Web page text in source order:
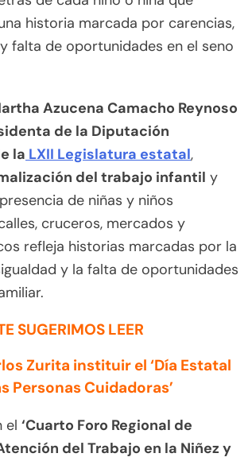
historia marcada por carencias,
falta de oportunidades en el seno
Azucena Camacho Reynoso
de la Diputación
la LXII Legislatura estatal,
del trabajo infantil y
de niñas y niños
cruceros, mercados y
refleja historias marcadas por la
y la falta de oportunidades
SUGERIMOS LEER
Zurita instituir el ‘Día Estatal
Personas Cuidadoras’
el ‘Cuarto Foro Regional de
del Trabajo en la Niñez y